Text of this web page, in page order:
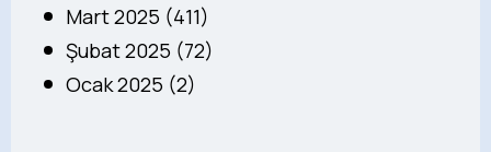
Mart 2025 (411)
Şubat 2025 (72)
Ocak 2025 (2)